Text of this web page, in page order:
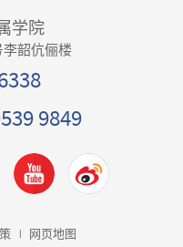
学院
韶伉俪楼
9849
网页地图